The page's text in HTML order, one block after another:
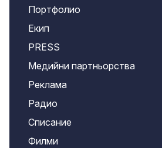
Портфолио
Екип
PRESS
Медийни партньорства
Реклама
Радио
Списание
Филми